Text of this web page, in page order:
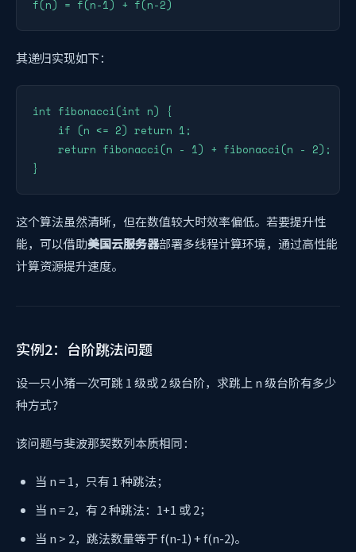
其递归实现如下：
int fibonacci(int n) {
    if (n <= 2) return 1;
    return fibonacci(n - 1) + fibonacci(n - 2);
这个算法虽然清晰，但在数值较大时效率偏低。若要提升性
能，可以借助美国云服务器部署多线程计算环境，通过高性能
计算资源提升速度。
实例2：台阶跳法问题
设一只小猪一次可跳 1 级或 2 级台阶，求跳上 n 级台阶有多少
种方式？
该问题与斐波那契数列本质相同：
当 n = 1，只有 1 种跳法；
当 n = 2，有 2 种跳法：1+1 或 2；
当 n > 2，跳法数量等于 f(n-1) + f(n-2)。